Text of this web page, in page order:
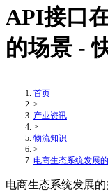
API接口
的场景 -
首页
>
产业资讯
>
物流知识
>
电商生态系统发展
电商生态系统发展